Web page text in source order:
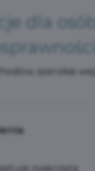
dla
szerokie
zwierzęta